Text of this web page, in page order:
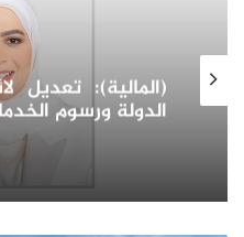
بأملاك